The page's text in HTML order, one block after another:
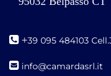
+39 095 484103
info@camardasrl.it